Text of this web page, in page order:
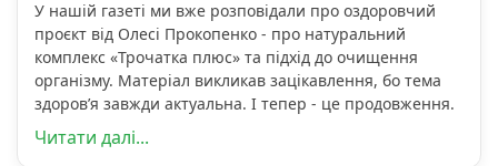
У нашій газеті ми вже розповідали про оздоровчий
проєкт від Олесі Прокопенко - про натуральний
комплекс «Трочатка плюс» та підхід до очищення
організму. Матеріал викликав зацікавлення, бо тема
здоров’я завжди актуальна. І тепер - це продовження.
Читати далі...